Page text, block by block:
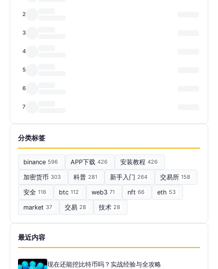
2
3
4
5
6
7
分类标签
binance 596 APP下载 426 安装教程 426
加密货币 303 科普 281 新手入门 264 交易所 158
安全 116 btc 112 web3 71 nft 66 eth 53
market 37 交易 28 技术 28
最近内容
现在还能挖比特币吗？实战经验与全攻略